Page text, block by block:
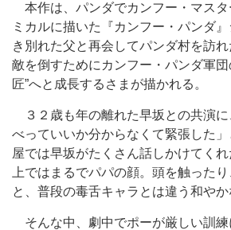
本作は、パンダでカンフー・マスタ
ミカルに描いた『カンフー・パンダ
き別れた父と再会してパンダ村を訪
敵を倒すためにカンフー・パンダ軍団
匠”へと成長するさまが描かれる。
３２歳も年の離れた早坂との共演に
べっていいか分からなくて緊張した
屋では早坂がたくさん話しかけてく
上ではまるでパパの顔。頭を触った
と、普段の毒舌キャラとは違う和やか
そんな中、劇中でポーが厳しい訓練